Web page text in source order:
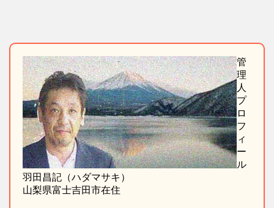
管
理
人
プ
ロ
フ
ィ
ー
ル
羽田昌記（ハダマサキ）
山梨県富士吉田市在住